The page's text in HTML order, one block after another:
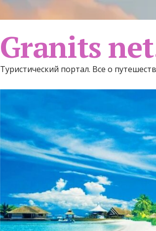
Granits
Туристический портал. Все о